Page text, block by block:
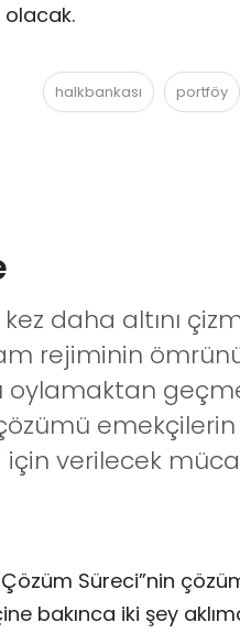
halkbankası portföy
kez daha altını
rejiminin
oylamaktan
emekçilerin
verilecek
Süreci”nin
bakınca iki şey